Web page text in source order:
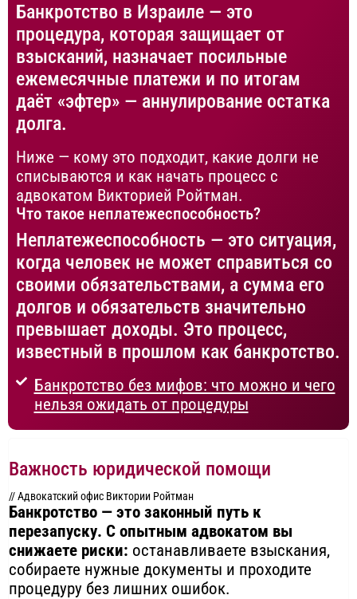
Банкротство в Израиле — это
процедура, которая защищает от
взысканий, назначает посильные
ежемесячные платежи и по итогам
даёт «эфтер» — аннулирование остатка
долга.
Ниже — кому это подходит, какие долги не
списываются и как начать процесс с
адвокатом Викторией Ройтман.
Что такое неплатежеспособность?
Неплатежеспособность — это ситуация,
когда человек не может справиться со
своими обязательствами, а сумма его
долгов и обязательств значительно
превышает доходы. Это процесс,
известный в прошлом как банкротство.
Банкротство без мифов: что можно и чего
нельзя ожидать от процедуры
Важность юридической помощи
// Адвокатский офис Виктории Ройтман
Банкротство — это законный путь к
перезапуску. С опытным адвокатом вы
снижаете риски: останавливаете взыскания,
собираете нужные документы и проходите
процедуру без лишних ошибок.